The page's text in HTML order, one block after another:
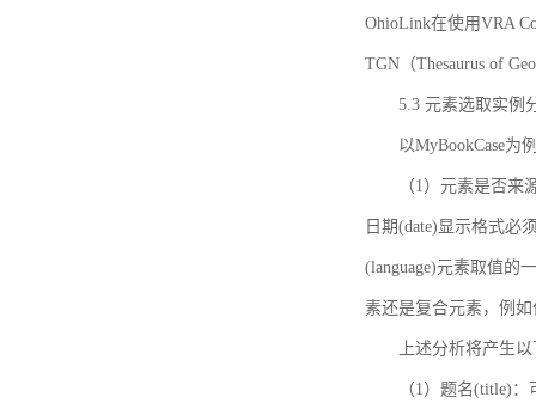
OhioLink在使用VRA
TGN（Thesaurus of
5.3 元素选取实例
以MyBookCase为
（1）元素是否
日期(date)显示格式必
(language)元素取值的
素还是复合元素，例
上述分析将产生
（1）题名(title)